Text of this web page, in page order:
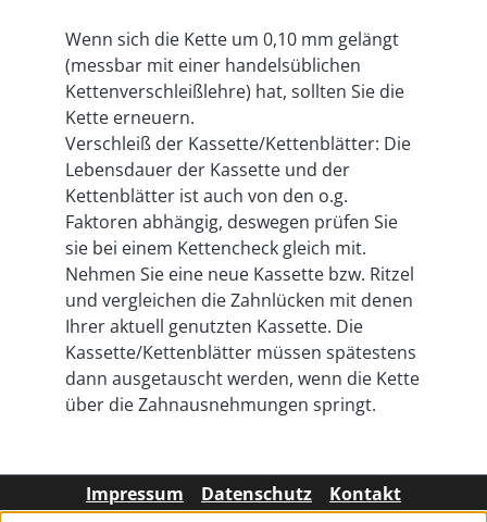
Wenn sich die Kette um 0,10 mm gelängt
(messbar mit einer handelsüblichen
Kettenverschleißlehre) hat, sollten Sie die
Kette erneuern.
Verschleiß der Kassette/Kettenblätter: Die
Lebensdauer der Kassette und der
Kettenblätter ist auch von den o.g.
Faktoren abhängig, deswegen prüfen Sie
sie bei einem Kettencheck gleich mit.
Nehmen Sie eine neue Kassette bzw. Ritzel
und vergleichen die Zahnlücken mit denen
Ihrer aktuell genutzten Kassette. Die
Kassette/Kettenblätter müssen spätestens
dann ausgetauscht werden, wenn die Kette
über die Zahnausnehmungen springt.
Impressum Datenschutz Kontakt